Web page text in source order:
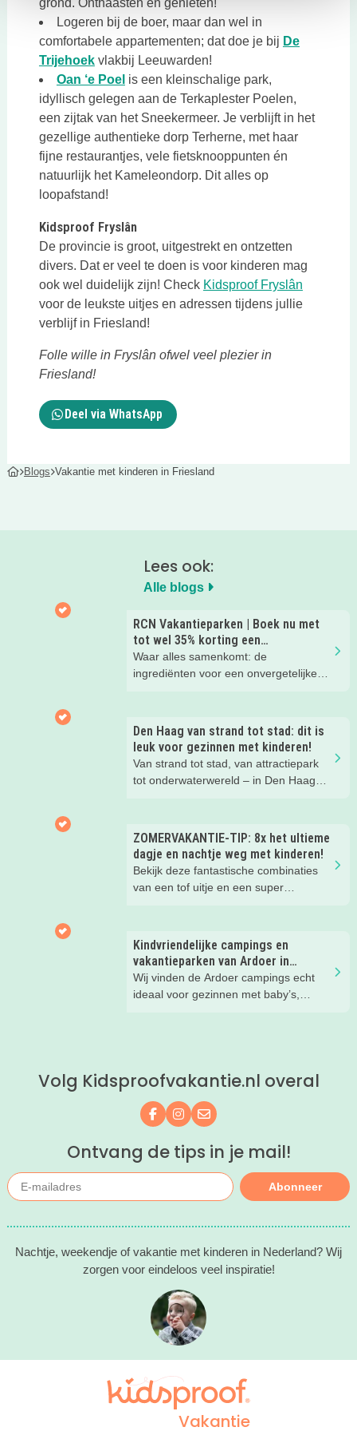
Logeren bij de boer, maar dan wel in
comfortabele appartementen; dat doe je bij De
TrijehoekDeze link opent in een nieuwe tab
vlakbij Leeuwarden!
Oan ‘e PoelDeze link opent in een nieuwe tab
is een kleinschalige park,
idyllisch gelegen aan de Terkaplester Poelen,
een zijtak van het Sneekermeer. Je verblijft in het
gezellige authentieke dorp Terherne, met haar
fijne restaurantjes, vele fietsknooppunten én
natuurlijk het Kameleondorp. Dit alles op
loopafstand!
Kidsproof Fryslân
De provincie is groot, uitgestrekt en ontzetten
divers. Dat er veel te doen is voor kinderen mag
ook wel duidelijk zijn! Check Kidsproof FryslânDeze
voor de leukste uitjes en adressen tijdens jullie
verblijf in Friesland!
Folle wille in Fryslân ofwel veel plezier in
Friesland!
Deel via WhatsApp
Blogs Vakantie met kinderen in Friesland
Lees ook:
Alle blogs
RCN Vakantieparken | Boek nu met
tot wel 35% korting een
zomervakantie!
Waar alles samenkomt: de
ingrediënten voor een onvergetelijke
Den Haag van strand tot stad: dit is
leuk voor gezinnen met kinderen!
Van strand tot stad, van attractiepark
tot onderwaterwereld – in Den Haag
ontspannen met een lekkere lunch op
het strand en een duik in zee. Heerlijk!
ZOMERVAKANTIE-TIP: 8x het ultieme
dagje en nachtje weg met kinderen!
Bekijk deze fantastische combinaties
van een tof uitje en een super
(klein)kind!
Kindvriendelijke campings en
vakantieparken van Ardoer in
Nederland
Wij vinden de Ardoer campings echt
ideaal voor gezinnen met baby’s,
Volg Kidsproofvakantie.nl overal
Volg ons op Facebook
Volg ons op Instagram
Mail ons
Ontvang de tips in je mail!
Abonneer
Nachtje, weekendje of vakantie met kinderen in Nederland? Wij
zorgen voor eindeloos veel inspiratie!
Vakantie